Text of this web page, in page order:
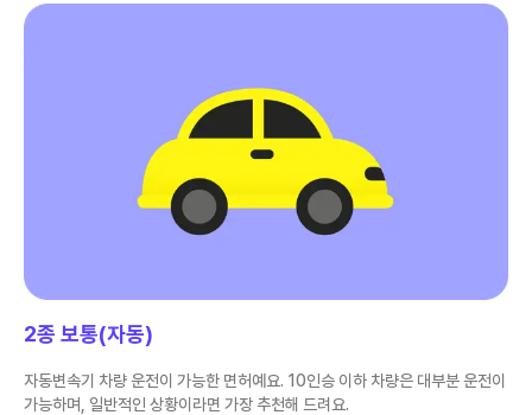
2종 보통(자동)
자동변속기 차량 운전이 가능한 면허예요. 10인승 이하 차량은 대부분 운전이
가능하며, 일반적인 상황이라면 가장 추천해 드려요.